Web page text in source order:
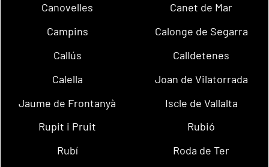
Canovelles
Canet de Mar
Campins
Calonge de Segarra
Callús
Calldetenes
Calella
Joan de Vilatorrada
Jaume de Frontanyà
Iscle de Vallalta
Rupit i Pruit
Rubió
Rubí
Roda de Ter